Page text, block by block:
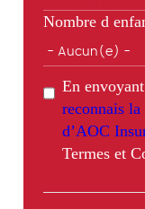
Nombre d
En
reconnais
d’AOC
Termes et